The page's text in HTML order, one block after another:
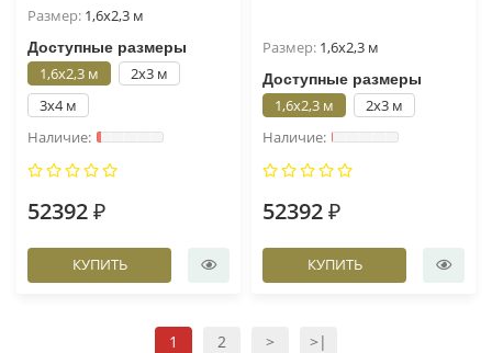
Размер: 1,6x2,3 м
Доступные размеры
1,6x2,3 м
2x3 м
3x4 м
52392 ₽
КУПИТЬ
Размер: 1,6x2,3 м
Доступные размеры
1,6x2,3 м 2x3 м
52392 ₽
КУПИТЬ
1 2 > >|